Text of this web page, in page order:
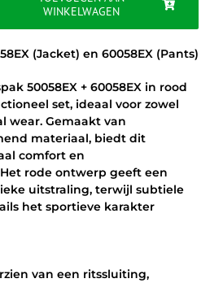
WINKELWAGEN
(Jacket) en 60058EX (Pants)
50058EX + 60058EX in rood
set, ideaal voor zowel
wear. Gemaakt van
materiaal, biedt dit
comfort en
rode ontwerp geeft een
uitstraling, terwijl subtiele
het sportieve karakter
van een ritssluiting,